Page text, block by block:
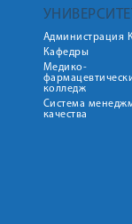
УНИВЕРСИТЕТ
Администрация
Кафедры
Медико-
колледж
Система
качества